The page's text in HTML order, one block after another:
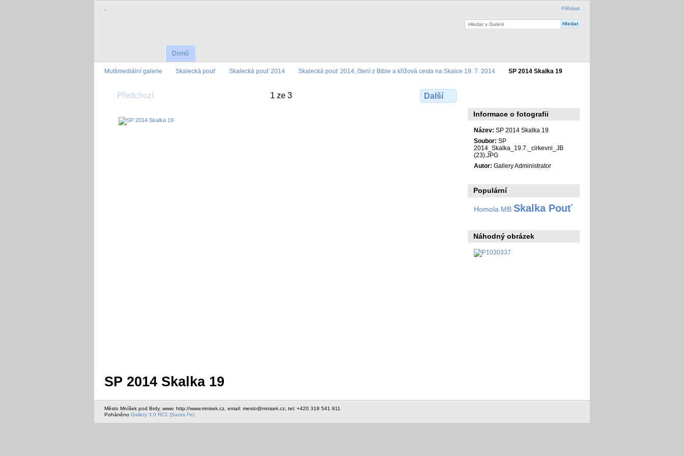
. Přihlásit
Domů
Multimediální galerie Skalecká pouť Skalecká pouť 2014 Skalecká pouť 2014, čtení z Bible a křížová cesta na Skalce 19. 7. 2014 SP 2014 Skalka 19
Předchozí 1 ze 3 Další
SP 2014 Skalka 19
Informace o fotografii
Název: SP 2014 Skalka 19
Soubor: SP
2014_Skalka_19.7._cirkevni_JB
(23).JPG
Autor: Gallery Administrator
Populární
Homola MB Skalka Pouť
Náhodný obrázek
Město Mníšek pod Brdy, www: http://www.mnisek.cz, email: mesto@mnisek.cz, tel: +420 318 541 911
Poháněno Gallery 3.0 RC1 (Santa Fe)